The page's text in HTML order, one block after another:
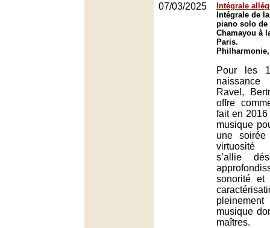
07/03/2025
Intégrale
Intégrale de
piano solo de
Chamayou à
Paris.
Pour les
Ravel,
offre
fait en 2016
musique
une soirée
virtuosité
s’allie
sonorité
musique
maîtres.